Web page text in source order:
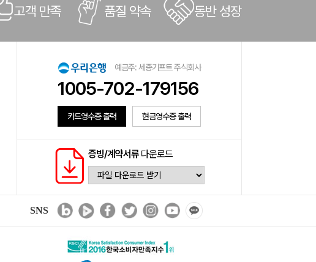
고객 만족 품질 약속 동반 성장
예금주: 세종기프트 주식회사
1005-702-179156
카드영수증 출력 현금영수증 출력
증빙/계약서류다운로드
SNS